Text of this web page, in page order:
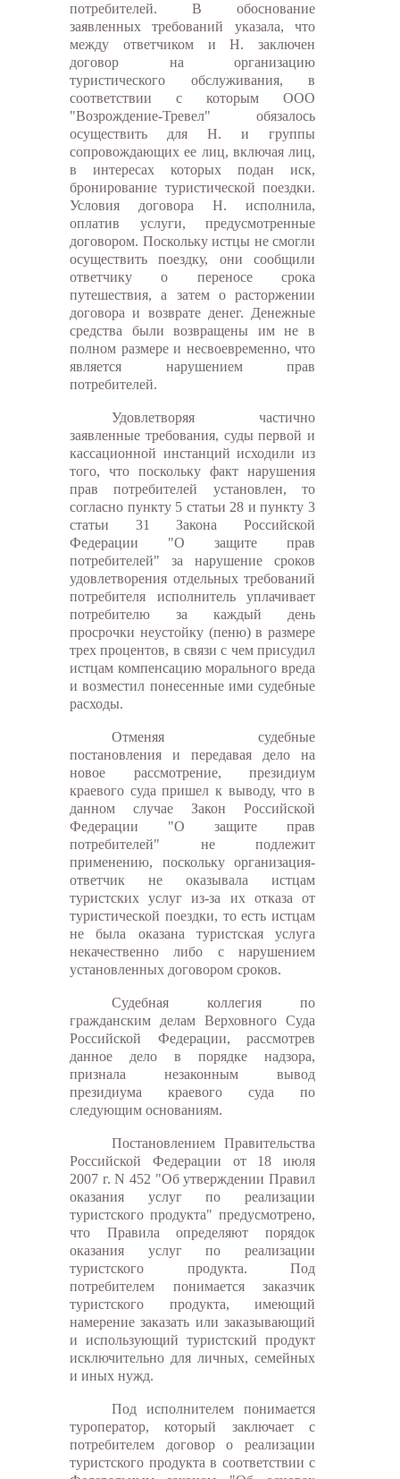
потребителей. В обоснование
заявленных требований указала, что
между ответчиком и Н. заключен
договор на организацию
туристического обслуживания, в
соответствии с которым ООО
"Возрождение-Тревел" обязалось
осуществить для Н. и группы
сопровождающих ее лиц, включая лиц,
в интересах которых подан иск,
бронирование туристической поездки.
Условия договора Н. исполнила,
оплатив услуги, предусмотренные
договором. Поскольку истцы не смогли
осуществить поездку, они сообщили
ответчику о переносе срока
путешествия, а затем о расторжении
договора и возврате денег. Денежные
средства были возвращены им не в
полном размере и несвоевременно, что
является нарушением прав
потребителей.
Удовлетворяя частично
заявленные требования, суды первой и
кассационной инстанций исходили из
того, что поскольку факт нарушения
прав потребителей установлен, то
согласно пункту 5 статьи 28 и пункту 3
статьи 31 Закона Российской
Федерации "О защите прав
потребителей" за нарушение сроков
удовлетворения отдельных требований
потребителя исполнитель уплачивает
потребителю за каждый день
просрочки неустойку (пеню) в размере
трех процентов, в связи с чем присудил
истцам компенсацию морального вреда
и возместил понесенные ими судебные
расходы.
Отменяя судебные
постановления и передавая дело на
новое рассмотрение, президиум
краевого суда пришел к выводу, что в
данном случае Закон Российской
Федерации "О защите прав
потребителей" не подлежит
применению, поскольку организация-
ответчик не оказывала истцам
туристских услуг из-за их отказа от
туристической поездки, то есть истцам
не была оказана туристская услуга
некачественно либо с нарушением
установленных договором сроков.
Судебная коллегия по
гражданским делам Верховного Суда
Российской Федерации, рассмотрев
данное дело в порядке надзора,
признала незаконным вывод
президиума краевого суда по
следующим основаниям.
Постановлением Правительства
Российской Федерации от 18 июля
2007 г. N 452 "Об утверждении Правил
оказания услуг по реализации
туристского продукта" предусмотрено,
что Правила определяют порядок
оказания услуг по реализации
туристского продукта. Под
потребителем понимается заказчик
туристского продукта, имеющий
намерение заказать или заказывающий
и использующий туристский продукт
исключительно для личных, семейных
и иных нужд.
Под исполнителем понимается
туроператор, который заключает с
потребителем договор о реализации
туристского продукта в соответствии с